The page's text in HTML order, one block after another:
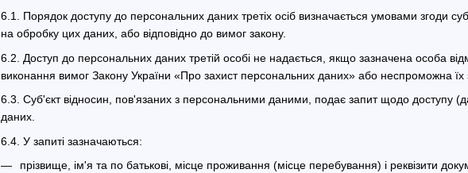
6.1. Порядок доступу до персональних даних третіх осіб визначається умовами згоди
на обробку цих даних, або відповідно до вимог закону.
6.2. Доступ до персональних даних третій особі не надається, якщо зазначена особа
виконання вимог Закону України «Про захист персональних даних» або неспроможна їх
6.3. Суб'єкт відносин, пов'язаних з персональними даними, подає запит щодо доступу
даних.
6.4. У запиті зазначаються:
прізвище, ім'я та по батькові, місце проживання (місце перебування) і реквізити